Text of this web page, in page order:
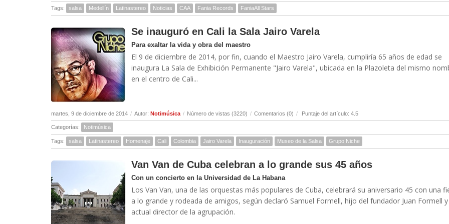
Tags: salsa Medellín Latinastereo Noticias CAA Fania Records FaniaAll Stars
Se inauguró en Cali la Sala Jairo Varela
Para exaltar la vida y obra del maestro
El 9 de diciembre de 2014, por fin, cuando el Maestro Jairo Varela, cumpliría 65 años de edad se
inaugura La Sala de Exhibición Permanente "Jairo Varela", ubicada en la Plazoleta del mismo
en el centro de Cali...
martes, 9 de diciembre de 2014 / Autor: Notimúsica / Número de vistas (3220) / Comentarios (0) / Puntaje del artículo: 4.5
Categorías: Notimúsica
Tags: salsa Latinastereo Homenaje Cali Colombia Jairo Varela Inauguración Museo de la Salsa Grupo Niche
Van Van de Cuba celebran a lo grande sus 45 años
Con un concierto en la Universidad de La Habana
Los Van Van, una de las orquestas más populares de Cuba, celebrará su aniversario 45 con una
a lo grande y rodeada de amigos, según declaró Samuel Formell, hijo del fundador Juan Formell y
actual director de la agrupación.